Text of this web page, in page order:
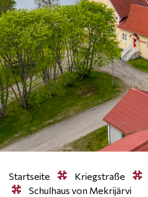
Startseite Kriegstraße
Schulhaus von Mekrijärvi